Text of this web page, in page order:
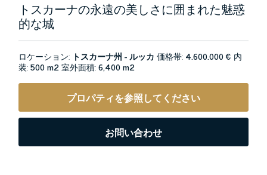
トスカーナの永遠の美しさに囲まれた魅惑
的な城
ロケーション: トスカーナ州 - ルッカ 価格帯: 4.600.000 € 内
装:500 m2室外面積:6,400 m2
プロパティを参照してください
お問い合わせ